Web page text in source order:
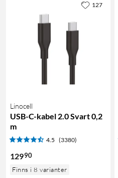
Linocell
USB-C-kabel 2.0 Svart 0,2
m
4.5 (3380)
12990
Finns i 8 varianter
127